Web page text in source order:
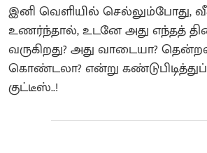
இனி வெளியில் செல்லும்போது,
உணர்ந்தால், உடனே அது எந்தத்
வருகிறது? அது வாடையா?
கொண்டலா? என்று
குட்டீஸ்..!